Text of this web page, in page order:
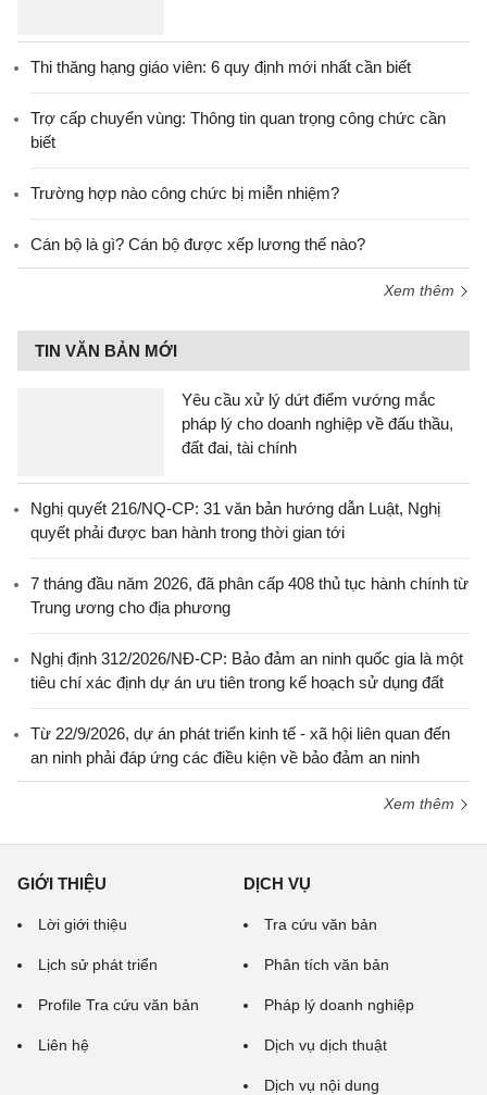
Thi thăng hạng giáo viên: 6 quy định mới nhất cần biết
Trợ cấp chuyển vùng: Thông tin quan trọng công chức cần
biết
Trường hợp nào công chức bị miễn nhiệm?
Cán bộ là gì? Cán bộ được xếp lương thế nào?
Xem thêm
TIN VĂN BẢN MỚI
Yêu cầu xử lý dứt điểm vướng mắc
pháp lý cho doanh nghiệp về đấu thầu,
đất đai, tài chính
Nghị quyết 216/NQ-CP: 31 văn bản hướng dẫn Luật, Nghị
quyết phải được ban hành trong thời gian tới
7 tháng đầu năm 2026, đã phân cấp 408 thủ tục hành chính từ
Trung ương cho địa phương
Nghị định 312/2026/NĐ-CP: Bảo đảm an ninh quốc gia là một
tiêu chí xác định dự án ưu tiên trong kế hoạch sử dụng đất
Từ 22/9/2026, dự án phát triển kinh tế - xã hội liên quan đến
an ninh phải đáp ứng các điều kiện về bảo đảm an ninh
Xem thêm
GIỚI THIỆU
Lời giới thiệu
Lịch sử phát triển
Profile Tra cứu văn bản
Liên hệ
DỊCH VỤ
Tra cứu văn bản
Phân tích văn bản
Pháp lý doanh nghiệp
Dịch vụ dịch thuật
Dịch vụ nội dung